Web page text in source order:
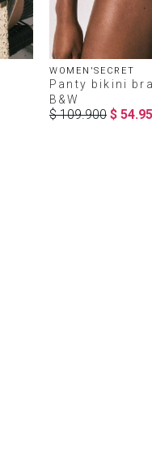
WOMEN'SECRET
Panty bikini
B&W
$ 109.900 $ 54.